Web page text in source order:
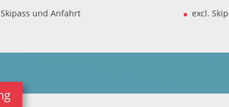
und Anfahrt
excl.